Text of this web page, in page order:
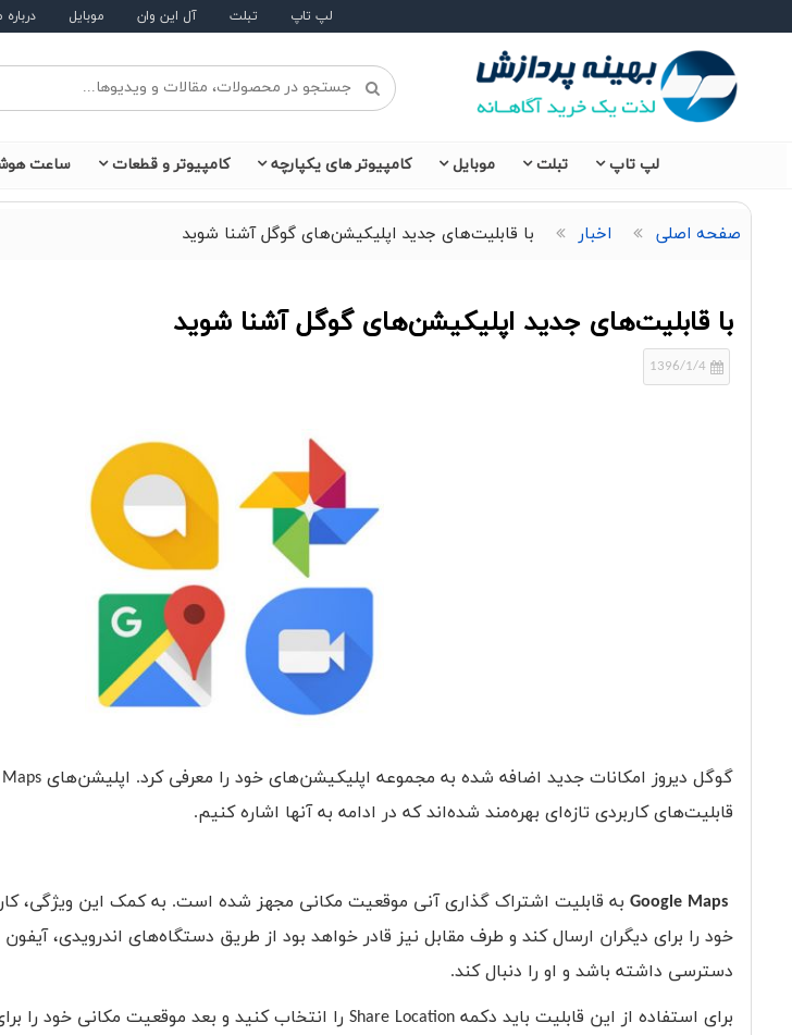
لپ تاپ تبلت آل این وان موبایل درباره
لپ تاپ تبلت موبایل کامپیوتر های یکپارچه کامپیوتر و قطعات ساعت
صفحه اصلی اخبار با قابلیت‌های جدید اپلیکیشن‌های گوگل آشنا شوید
با قابلیت‌های جدید اپلیکیشن‌های گوگل آشنا شوید
1396/1/4
گوگل دیروز امکانات جدید اضافه شده به مجموعه اپلیکیشن‌های خود را معرفی کرد. اپلیشن‌های
قابلیت‌های کاربردی تازه‌ای بهره‌مند شده‌اند که در ادامه به آنها اشاره کنیم.
Google Mapsبه قابلیت اشتراک گذاری آنی موقعیت مکانی مجهز شده است. به کمک این ویژگی،
خود را برای دیگران ارسال کند و طرف مقابل نیز قادر خواهد بود از طریق دستگاه‌های اندرویدی،
دسترسی داشته باشد و او را دنبال کند.
برای استفاده از این قابلیت باید دکمه Share Locationرا انتخاب کنید و بعد موقعیت مکانی خود را